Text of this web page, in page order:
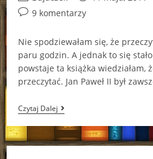
author:
published:
Post9 komentarzy
Nie spodziewałam się, że
paru godzin. A jednak to się
powstaje ta książka wiedziałam,
przeczytać. Jan Paweł II był
Czytaj Dalej„Jan
Paweł
II
W
Sercu